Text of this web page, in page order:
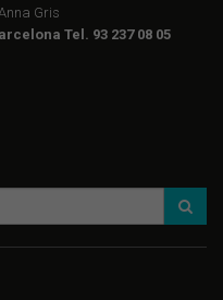
Anna Gris
Tel. 93 237 08 05